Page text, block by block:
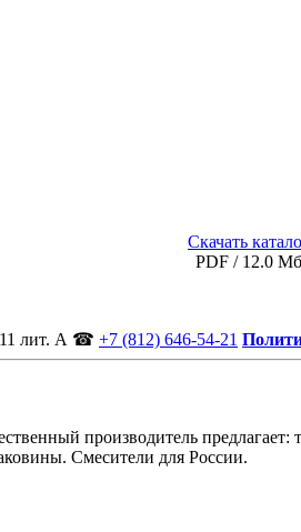
Скачать
PDF / 12.0 Мб
лит. А ☎ +7 (812) 646-54-21
производитель
Смесители для России.